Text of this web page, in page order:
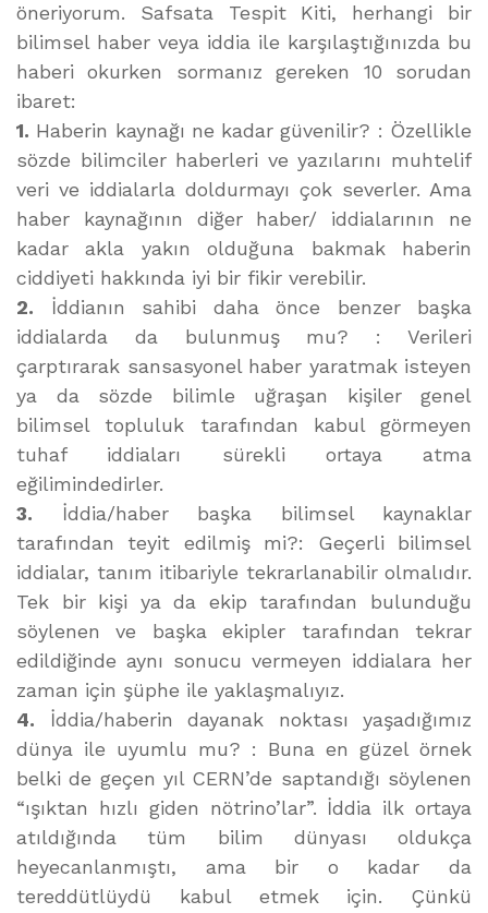
öneriyorum. Safsata Tespit Kiti, herhangi bir
bilimsel haber veya iddia ile karşılaştığınızda bu
haberi okurken sormanız gereken 10 sorudan
ibaret:
1. Haberin kaynağı ne kadar güvenilir? : Özellikle
sözde bilimciler haberleri ve yazılarını muhtelif
veri ve iddialarla doldurmayı çok severler. Ama
haber kaynağının diğer haber/ iddialarının ne
kadar akla yakın olduğuna bakmak haberin
ciddiyeti hakkında iyi bir fikir verebilir.
2. İddianın sahibi daha önce benzer başka
iddialarda da bulunmuş mu? : Verileri
çarptırarak sansasyonel haber yaratmak isteyen
ya da sözde bilimle uğraşan kişiler genel
bilimsel topluluk tarafından kabul görmeyen
tuhaf iddiaları sürekli ortaya atma
eğilimindedirler.
3. İddia/haber başka bilimsel kaynaklar
tarafından teyit edilmiş mi?: Geçerli bilimsel
iddialar, tanım itibariyle tekrarlanabilir olmalıdır.
Tek bir kişi ya da ekip tarafından bulunduğu
söylenen ve başka ekipler tarafından tekrar
edildiğinde aynı sonucu vermeyen iddialara her
zaman için şüphe ile yaklaşmalıyız.
4. İddia/haberin dayanak noktası yaşadığımız
dünya ile uyumlu mu? : Buna en güzel örnek
belki de geçen yıl CERN’de saptandığı söylenen
“ışıktan hızlı giden nötrino’lar”. İddia ilk ortaya
atıldığında tüm bilim dünyası oldukça
heyecanlanmıştı, ama bir o kadar da
tereddütlüydü kabul etmek için. Çünkü